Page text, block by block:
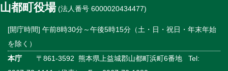
山都町役場(法人番号 6000020434477)
[開庁時間] 午前8時30分～午後5時15分（土・日・祝日・年末年始
を除く）
本庁 〒861-3592 熊本県上益城郡山都町浜町6番地 Tel: